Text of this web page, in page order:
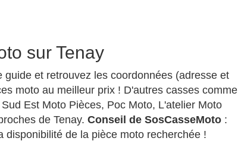
sur Tenay
et retrouvez les coordonnées (adresse et
moto au meilleur prix ! D'autres casses comme
Est Moto Pièces, Poc Moto, L'atelier Moto
de Tenay. Conseil de SosCasseMoto :
de la pièce moto recherchée !